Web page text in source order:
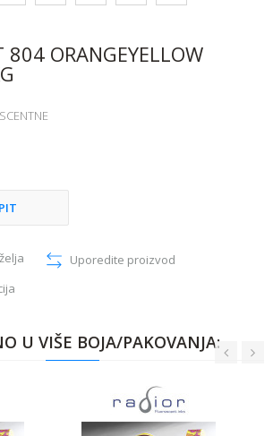
804 ORANGEYELLOW
Uporedite proizvod
U VIŠE BOJA/PAKOVANJA: